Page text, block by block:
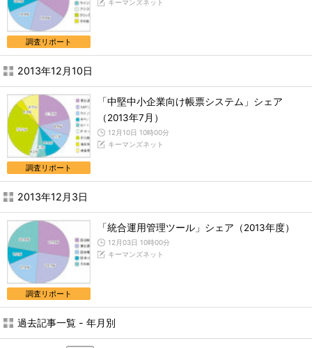
調査リポート
キーマンズネット
2013年12月10日
調査リポート
「中堅中小企業向け帳票システム」シェア
（2013年7月）
12月10日 10時00分
キーマンズネット
2013年12月3日
調査リポート
「統合運用管理ツール」シェア（2013年度）
12月03日 10時00分
キーマンズネット
過去記事一覧 - 年月別